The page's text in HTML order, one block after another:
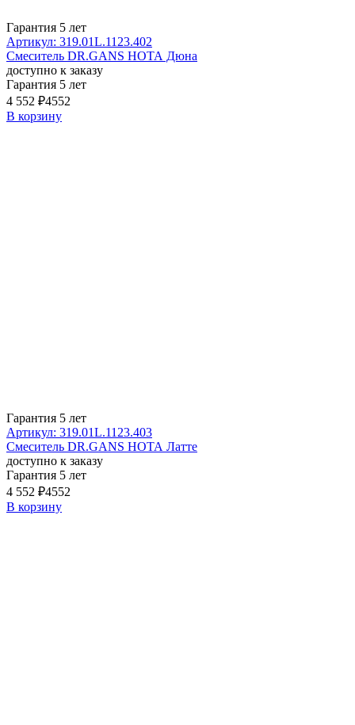
Гарантия 5 лет
Артикул: 319.01L.1123.402
Смеситель DR.GANS НОТА Дюна
доступно к заказу
Гарантия 5 лет
4 552 ₽4552
В корзину
Гарантия 5 лет
Артикул: 319.01L.1123.403
Смеситель DR.GANS НОТА Латте
доступно к заказу
Гарантия 5 лет
4 552 ₽4552
В корзину